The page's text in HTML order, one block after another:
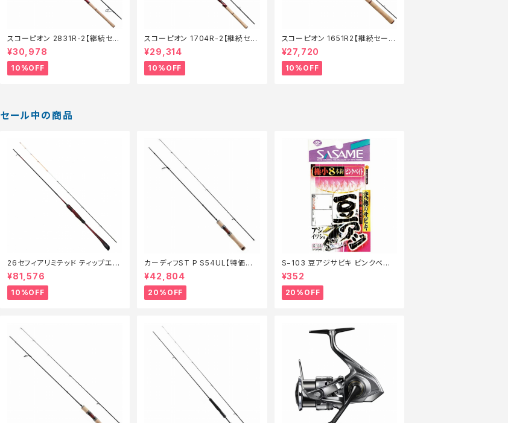
スコーピオン 2831R-2【継続セー
ル_ロッド】【10】
¥30,978
10%OFF
スコーピオン 1704R-2【継続セー
ル_ロッド】【10】
¥29,314
10%OFF
スコーピオン 1651R2【継続セール
_ロッド】【10】
¥27,720
10%OFF
セール中の商品
26セフィアリミテッド ティップエギ
ング S63ML+S【継続セール_ロッ
ド】【10】
¥81,576
10%OFF
カーディフST P S54UL【特価ロッ
ド】【20】
¥42,804
20%OFF
S−103 豆アジサビキ ピンクベイト
1【特価仕掛】【20】
¥352
20%OFF